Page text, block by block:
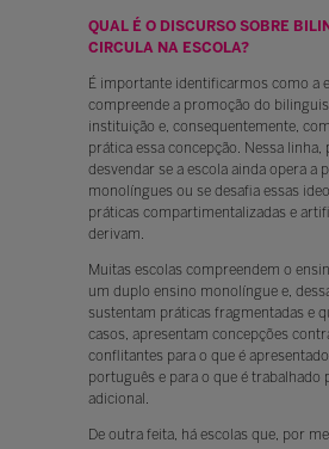
QUAL É O DISCURSO SOBRE
CIRCULA NA ESCOLA?
É importante identiﬁcarmos como a
compreende a promoção do
instituição e, consequentemente,
prática essa concepção. Nessa linha,
desvendar se a escola ainda opera a
monolíngues ou se desaﬁa essas
práticas compartimentalizadas e
derivam.
Muitas escolas compreendem o
um duplo ensino monolíngue e,
sustentam práticas fragmentadas e
casos, apresentam concepções
conﬂitantes para o que é
português e para o que é trabalhado
adicional.
De outra feita, há escolas que, por